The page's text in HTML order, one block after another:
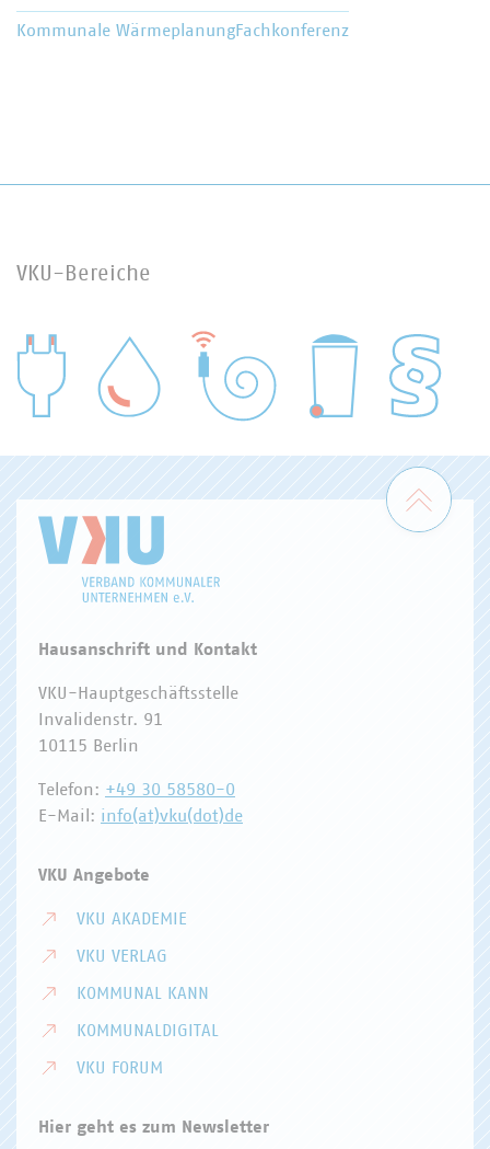
Kommunale WärmeplanungFachkonferenz
VKU-Bereiche
WASSER/ABWASSER
Zum
Hausanschrift und Kontakt
VKU-Hauptgeschäftsstelle
Invalidenstr. 91
10115 Berlin
Telefon: +49 30 58580-0
E-Mail: info(at)vku(dot)de
VKU Angebote
VKU AKADEMIE
VKU VERLAG
KOMMUNAL KANN
KOMMUNALDIGITAL
VKU FORUM
Hier geht es zum Newsletter